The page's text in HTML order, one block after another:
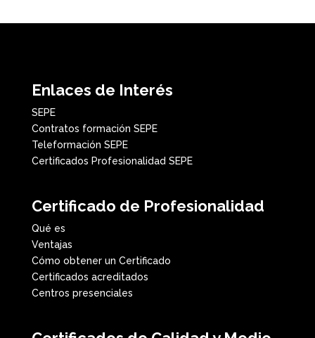
Enlaces de Interés
SEPE
Contratos formación SEPE
Teleformación SEPE
Certificados Profesionalidad SEPE
Certificado de Profesionalidad
Qué es
Ventajas
Cómo obtener un Certificado
Certificados acreditados
Centros presenciales